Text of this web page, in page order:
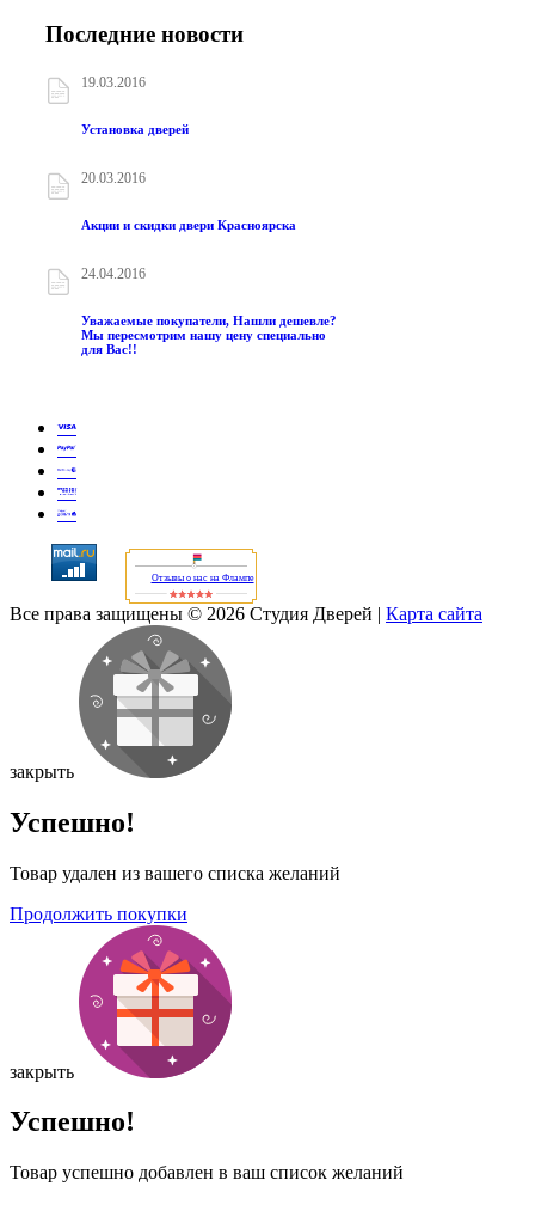
Последние новости
19.03.2016
Установка дверей
20.03.2016
Акции и скидки двери Красноярска
24.04.2016
Уважаемые покупатели, Нашли дешевле?
Мы пересмотрим нашу цену специально
для Вас!!
Отзывы о нас на Флампе
Все права защищены © 2026 Студия Дверей | Карта сайта
закрыть
Успешно!
Товар удален из вашего списка желаний
Продолжить покупки
закрыть
Успешно!
Товар успешно добавлен в ваш список желаний